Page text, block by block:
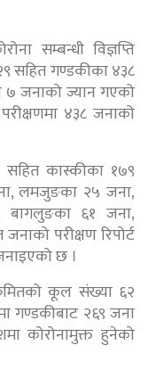
सम्बन्धी विज्ञप्ति
सहित गण्डकीका ४३८
७ जनाको ज्यान गएको
४३८ जनाको
सहित कास्कीका १७९
लमजुङका २५ जना,
६१ जना,
परीक्षण रिपोर्ट
छ ।
कूल संख्या ६२
गण्डकीबाट २६९ जना
कोरोनामुक्त हुनेको